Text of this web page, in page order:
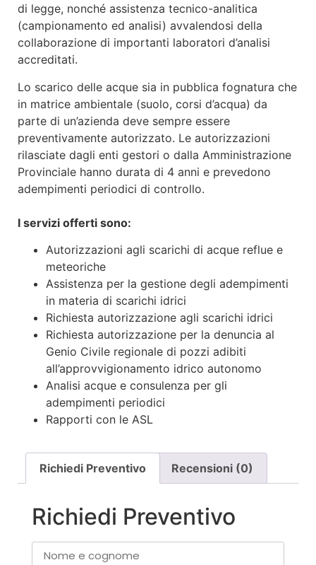
di legge, nonché assistenza tecnico-analitica
(campionamento ed analisi) avvalendosi della
collaborazione di importanti laboratori d’analisi
accreditati.
Lo scarico delle acque sia in pubblica fognatura che
in matrice ambientale (suolo, corsi d’acqua) da
parte di un’azienda deve sempre essere
preventivamente autorizzato. Le autorizzazioni
rilasciate dagli enti gestori o dalla Amministrazione
Provinciale hanno durata di 4 anni e prevedono
adempimenti periodici di controllo.
I servizi offerti sono:
Autorizzazioni agli scarichi di acque reflue e
meteoriche
Assistenza per la gestione degli adempimenti
in materia di scarichi idrici
Richiesta autorizzazione agli scarichi idrici
Richiesta autorizzazione per la denuncia al
Genio Civile regionale di pozzi adibiti
all’approvvigionamento idrico autonomo
Analisi acque e consulenza per gli
adempimenti periodici
Rapporti con le ASL
Richiedi Preventivo Recensioni (0)
Richiedi Preventivo